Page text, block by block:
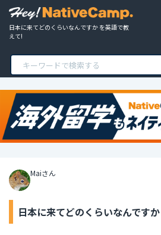
日本に来てどのくらいなんですか を英語で教
えて!
Maiさん
日本に来てどのくらいなんです